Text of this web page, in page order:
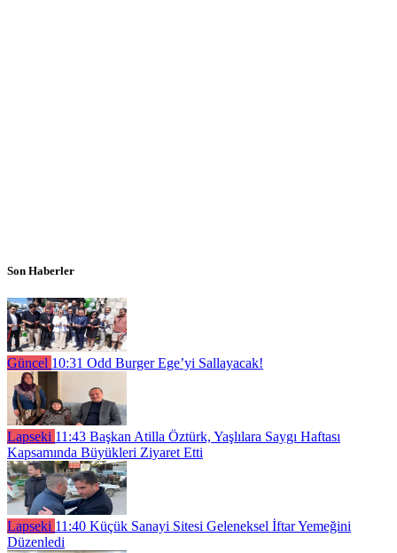
Son Haberler
Güncel 10:31 Odd Burger Ege’yi Sallayacak!
Lapseki 11:43 Başkan Atilla Öztürk, Yaşlılara Saygı Haftası
Kapsamında Büyükleri Ziyaret Etti
Lapseki 11:40 Küçük Sanayi Sitesi Geleneksel İftar Yemeğini
Düzenledi